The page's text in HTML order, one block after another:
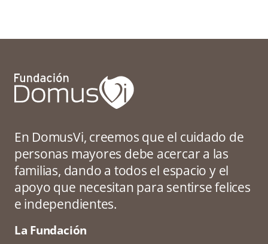
En DomusVi, creemos que el cuidado de
personas mayores debe acercar a las
familias, dando a todos el espacio y el
apoyo que necesitan para sentirse felices
e independientes.
La Fundación